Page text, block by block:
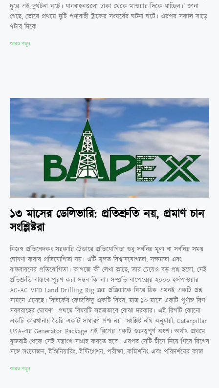
দূরে এই দুর্ঘটনা ঘটে। যানবাহনগুলো ঢাকা থেকে মাওয়ার দিকে যাচ্ছিল।’ জানা
গেছে, ভোরে প্রথমে দুটি পণ্যবাহী ট্রাকের সংঘর্ষের ঘটনা ঘটে। এরপর সকাল সাড়ে
৭টার দিকে
আরও পড়ুন
১৩ মাসের ডেলিভারি: প্রতিশ্রুতি নয়, প্রমাণ চান
সংশ্লিষ্টরা
নিজস্ব প্রতিবেদকঃ সরকারি টেন্ডারে প্রতিযোগিতা শুধু সর্বনিম্ন মূল্য বা সর্বনিম্ন সময়
ঘোষণা করার প্রতিযোগিতা নয়। এটি মূলত বিশ্বাসযোগ্যতা, সক্ষমতা এবং
বাস্তবায়নের প্রতিযোগিতা। কাগজে কী লেখা আছে, তার চেয়েও বড় প্রশ্ন হলো, সেই
প্রতিশ্রুতি বাস্তবে পূরণ করা সম্ভব কি না। সম্প্রতি বাপেক্সের ২০০০ হর্সপাওয়ার
AC-AC VFD Land Drilling Rig ক্রয় প্রক্রিয়াকে ঘিরে ঠিক এমনই একটি প্রশ্ন
সামনে এসেছে। বিতর্কের কেন্দ্রবিন্দু একটি বিষয়, মাত্র ১৩ মাসে একটি পূর্ণাঙ্গ রিগ
সরবরাহের ঘোষণা। প্রথমে বিষয়টি সহজভাবে বোঝা দরকার। এই রিগটি কোনো
একটি কারখানায় তৈরি একটি সাধারণ পণ্য নয়। সংশ্লিষ্ট নথি অনুযায়ী, Caterpillar
USA-এর Generator Package এই রিগের একটি গুরুত্বপূর্ণ অংশ। অর্থাৎ প্রথমে
যুক্তরাষ্ট্র থেকে সেই যন্ত্রাংশ সংগ্রহ করতে হবে। এরপর সেটি চীনে নিয়ে গিয়ে রিগের
সঙ্গে সংযোজন, ইঞ্জিনিয়ারিং, ইন্টিগ্রেশন, পরীক্ষা, কমিশনিং এবং পরিদর্শনের কাজ
আরও পড়ুন